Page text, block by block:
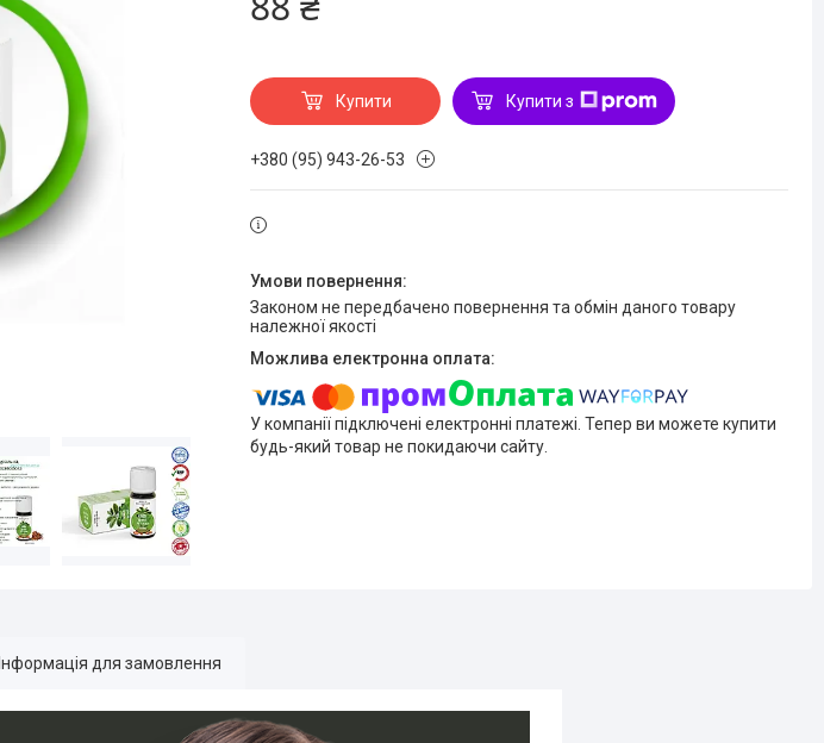
Купити Купити з
+380 (95) 943-26-53
Законом не передбачено повернення та обмін даного товару
належної якості
У компанії підключені електронні платежі. Тепер ви можете купити
будь-який товар не покидаючи сайту.
Інформація для замовлення